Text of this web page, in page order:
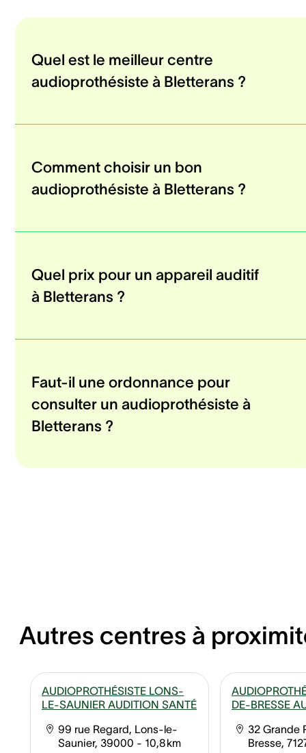
Quel est le meilleur centre
audioprothésiste à Bletterans ?
Comment choisir un bon
audioprothésiste à Bletterans ?
Quel prix pour un appareil auditif
à Bletterans ?
Faut-il une ordonnance pour
consulter un audioprothésiste à
Bletterans ?
Autres centres à
AUDIOPROTHÉSISTE LONS-
LE-SAUNIER AUDITION SANTÉ
99 rue Regard, Lons-le-
Saunier, 39000 - 10,8 km
DE-BRESSE
32 Grande
Bresse,